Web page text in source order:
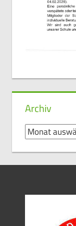
Archiv
Archiv